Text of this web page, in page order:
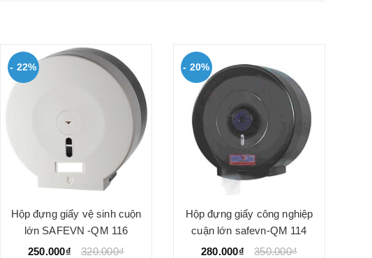
- 22%
Hộp đựng giấy vệ sinh cuộn
lớn SAFEVN -QM 116
250.000₫
320.000₫
- 20%
Hộp đựng giấy công nghiệp
cuận lớn safevn-QM 114
280.000₫
350.000₫